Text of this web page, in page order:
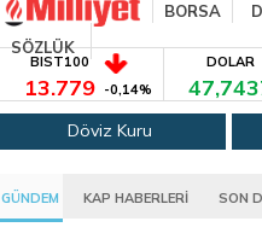
BORSA
SÖZLÜK
BIST100
13.779 -0,14%
DOLAR
Döviz Kuru
GÜNDEM KAP HABERLERİ SON